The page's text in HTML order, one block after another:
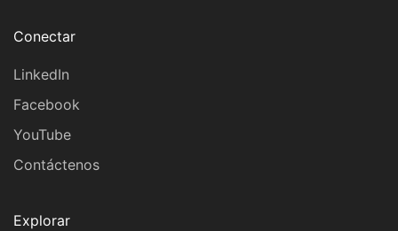
Conectar
LinkedIn
Facebook
YouTube
Contáctenos
Explorar